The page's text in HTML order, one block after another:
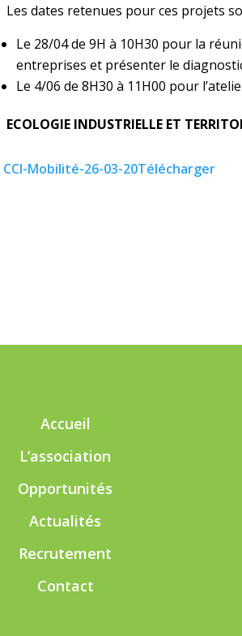
Les dates retenues pour ces projets
Le 28/04 de 9H à 10H30 pour la
entreprises et présenter le
Le 4/06 de 8H30 à 11H00 pour
ECOLOGIE INDUSTRIELLE ET
CCI-Mobilité-26-03-20Télécharger
Accueil
L’association
Opportunités
Actualités
Recrutement
Contact